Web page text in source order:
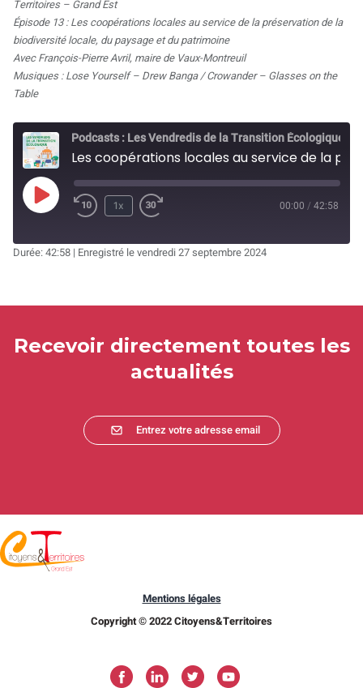
Territoires – Grand Est
Épisode 13 : Les coopérations locales au service de la préservation de la
biodiversité locale, du paysage et du patrimoine
Avec François-Pierre Avril, maire de Vaux-Montreuil
Musiques : Lose Yourself – Drew Banga / Crowander – Glasses on the
Table
Podcasts : Les Vendredis de la Transition Écologique
Play
Rewind
10
1x
Forward
00:00 / 42:58
Durée: 42:58 | Enregistré le vendredi 27 septembre 2024
Recevoir directement toutes les
actualités
Entrez votre adresse email
Mentions légales
Copyright © 2022 Citoyens&Territoires